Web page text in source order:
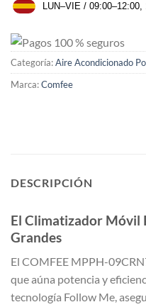
LUN–VIE /
Categoría:Aire Acondicionado
Marca:Comfee
DESCRIPCIÓN
El Climatizador Móvil
Grandes
El COMFEE MPPH-
que aúna potencia y
tecnología Follow Me,